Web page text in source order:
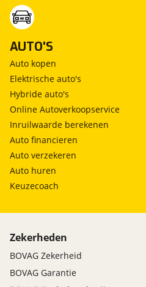
AUTO'S
Auto kopen
Elektrische auto's
Hybride auto's
Online Autoverkoopservice
Inruilwaarde berekenen
Auto financieren
Auto verzekeren
Auto huren
Keuzecoach
Zekerheden
BOVAG Zekerheid
BOVAG Garantie